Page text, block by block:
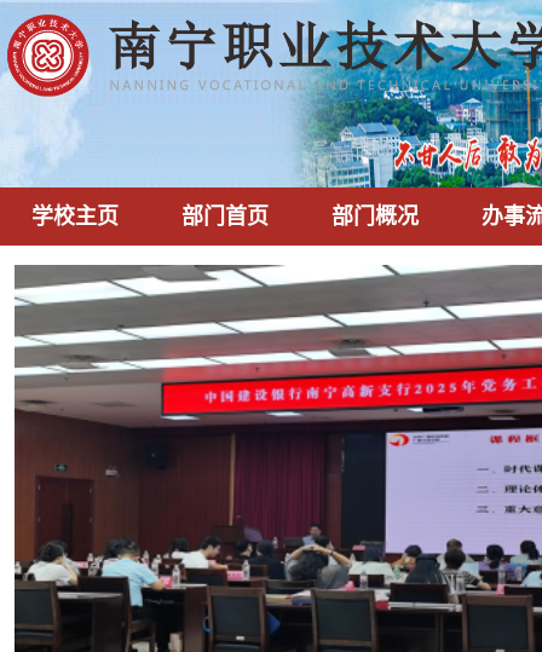
学校主页 部门首页 部门概况 办事